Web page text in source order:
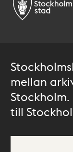
mellan
till